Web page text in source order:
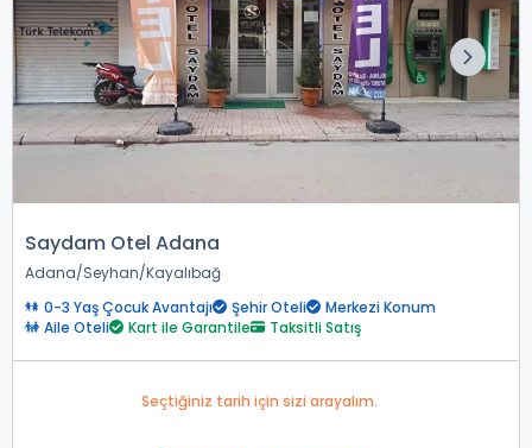
Saydam Otel Adana
Adana Seyhan Kayalıbağ
0-3 Yaş Çocuk Avantajı
Şehir Oteli
Merkezi Konum
Aile Oteli
Kart ile Garantile Taksitli Satış
Seçtiğiniz tarih için sizi arayalım.